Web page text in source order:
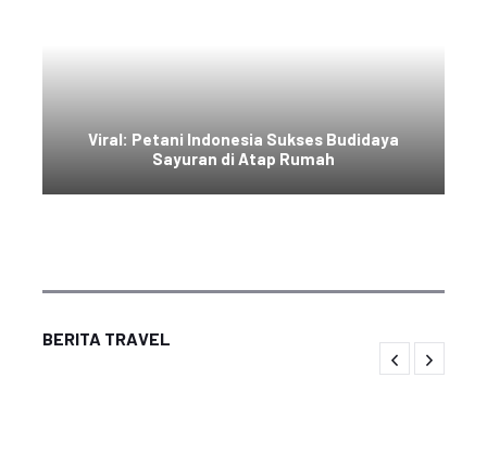
Viral: Petani Indonesia Sukses Budidaya
Sayuran di Atap Rumah
BERITA TRAVEL